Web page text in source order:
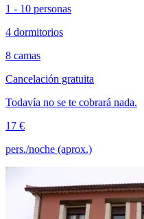
1 - 10 personas
4 dormitorios
8 camas
Cancelación gratuita
Todavía no se te cobrará nada.
17 €
pers./noche (aprox.)